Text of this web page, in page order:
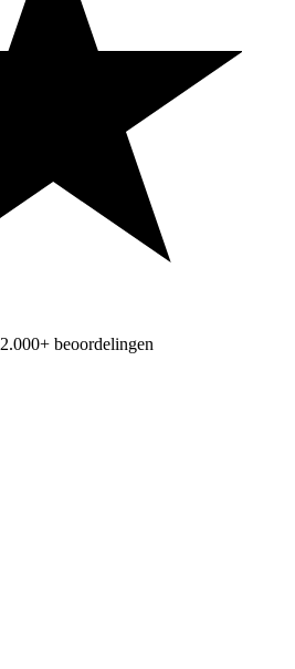
2.000+ beoordelingen